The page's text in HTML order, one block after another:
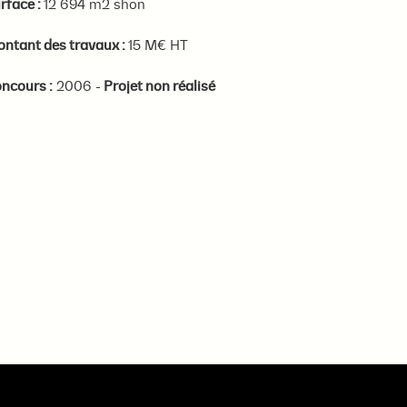
:12 694 m2 shon
des travaux :15 M€ HT
:2006 - Projet non réalisé